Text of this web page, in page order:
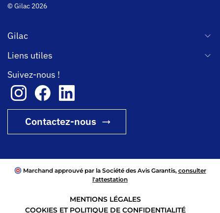
© Gilac 2026
Gilac
Liens utiles
Suivez-nous !
Contactez-nous
Marchand approuvé par la Société des Avis Garantis, consulter
l'attestation
MENTIONS LÉGALES
COOKIES ET POLITIQUE DE CONFIDENTIALITÉ